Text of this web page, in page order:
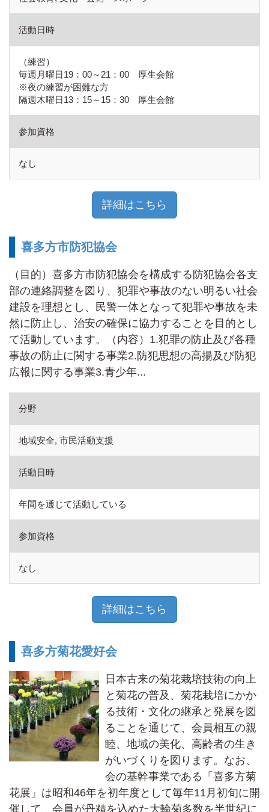
活動日時
（練習）
毎週月曜日19：00～21：00 厚生会館
※夜の練習が困難な方
隔週木曜日13：15～15：30 厚生会館
参加資格
なし
詳細はこちら
喜多方市防犯協会
（目的）喜多方市防犯協会を構成する防犯協会各支
部の連絡調整を図り、犯罪や事故のない明るい社会
建設を理想とし、民警一体となって犯罪や事故を未
然に防止し、治安の確保に協力することを目的とし
て活動しています。（内容）1.犯罪の防止及び各種
事故の防止に関する事業2.防犯思想の高揚及び防犯
広報に関する事業3.青少年...
分野
地域安全, 市民活動支援
活動日時
年間を通じて活動している
参加資格
なし
詳細はこちら
喜多方菊花愛好会
日本古来の菊花栽培技術の向上
と菊花の普及、菊花栽培にかか
る技術・文化の継承と発展を図
ることを通じて、会員相互の親
睦、地域の美化、高齢者の生き
がいづくりを図ります。なお、
会の基幹事業である「喜多方菊
花展」は昭和46年を初年度として毎年11月初旬に開
催して、会員が丹精を込めた大輪菊多数を半世紀に